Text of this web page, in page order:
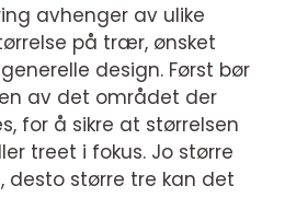
avhenger av ulike
på trær, ønsket
design. Først bør
av det området der
for å sikre at størrelsen
treet i fokus. Jo større
desto større tre kan det